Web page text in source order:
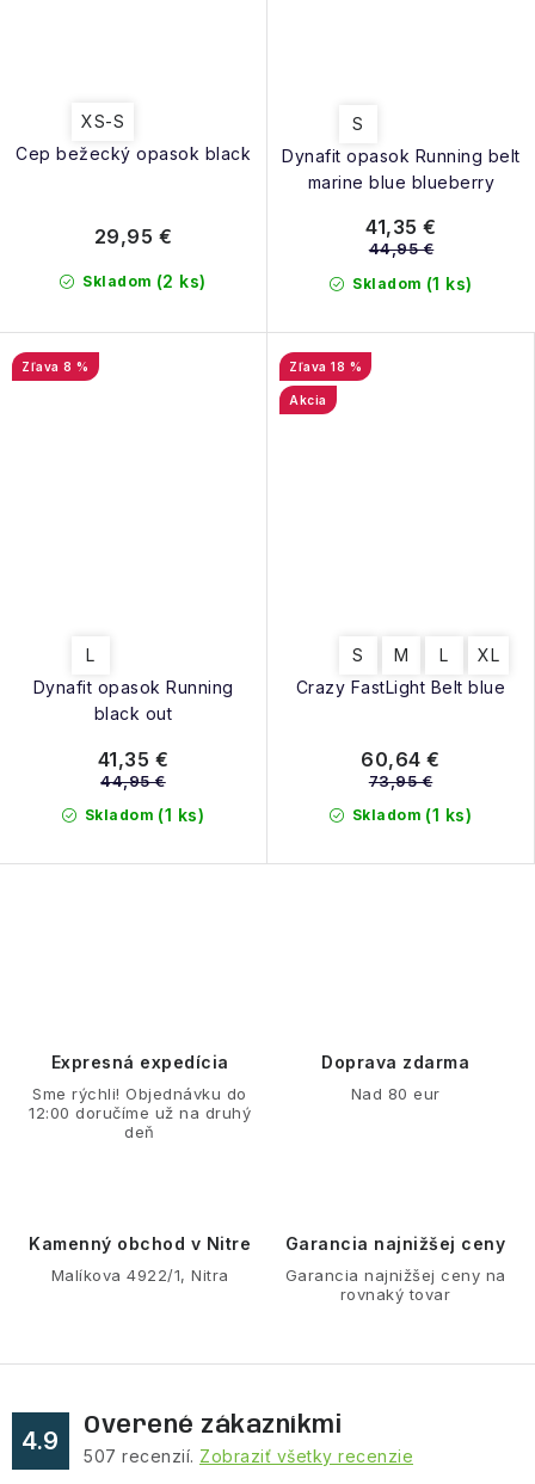
Cep bežecký opasok black
XS-S
Skladom (2 ks)
29,95 €
Dynafit opasok Running belt
marine blue blueberry
S
Skladom (1 ks)
41,35 €
44,95 €
Dynafit opasok Running
black out
8 %
L
Skladom (1 ks)
41,35 €
44,95 €
Crazy FastLight Belt blue
18 %
Akcia
S M L XL
Skladom (1 ks)
60,64 €
73,95 €
v
p
i
Expresná expedícia
Sme rýchli! Objednávku do
12:00 doručíme už na druhý
deň
Doprava zdarma
Nad 80 eur
Kamenný obchod v Nitre
Malíkova 4922/1, Nitra
Garancia najnižšej ceny
Garancia najnižšej ceny na
rovnaký tovar
4.9
Overené zákazníkmi
507 recenzií. Zobraziť všetky recenzie